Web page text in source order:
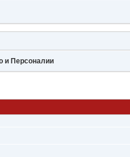
и Персоналии